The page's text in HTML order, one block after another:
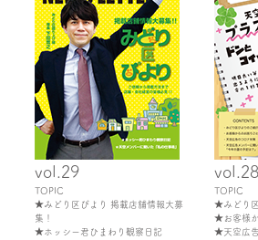
vol.29
TOPIC
★みどり区びより 掲載店舗情報大募
集！
★ホッシー君ひまわり観察日記
vol.28
TOPIC
★みどり
★お客様
★天空広